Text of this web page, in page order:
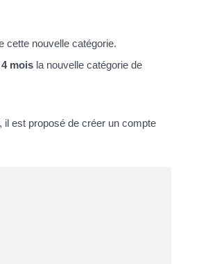
cette nouvelle catégorie.
4 mois la nouvelle catégorie de
est proposé de créer un compte